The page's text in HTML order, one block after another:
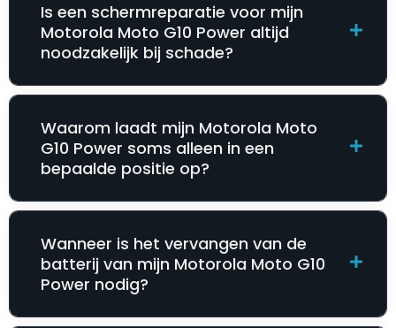
Is een schermreparatie voor mijn
Motorola Moto G10 Power altijd
noodzakelijk bij schade?
Waarom laadt mijn Motorola Moto
G10 Power soms alleen in een
bepaalde positie op?
Wanneer is het vervangen van de
batterij van mijn Motorola Moto G10
Power nodig?